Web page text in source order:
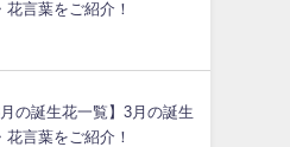
花言葉をご紹介！
月の誕生花一覧】3月の誕生
花言葉をご紹介！